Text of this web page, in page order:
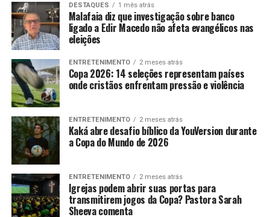
DESTAQUES 1 mês atrás
Malafaia diz que investigação sobre banco
ligado a Edir Macedo não afeta evangélicos nas
eleições
ENTRETENIMENTO 2 meses atrás
Copa 2026: 14 seleções representam países
onde cristãos enfrentam pressão e violência
ENTRETENIMENTO 2 meses atrás
Kaká abre desafio bíblico da YouVersion durante
a Copa do Mundo de 2026
ENTRETENIMENTO 2 meses atrás
Igrejas podem abrir suas portas para
transmitirem jogos da Copa? Pastora Sarah
Sheeva comenta